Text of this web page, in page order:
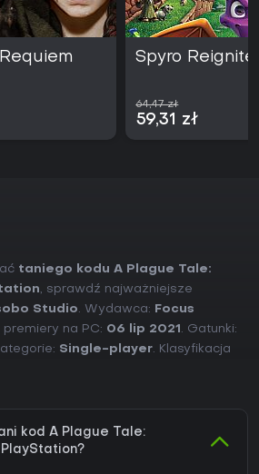
Spyro
64,47 zł
59,31 zł
taniego kodu A Plague Tale:
, sprawdź najważniejsze
Studio. Wydawca:
Focus
premiery na PC: 06 lip 2021 . Gatunki:
Single-player. Klasyfikacja
kod A Plague Tale:
PlayStation?